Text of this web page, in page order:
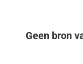
Geen bron